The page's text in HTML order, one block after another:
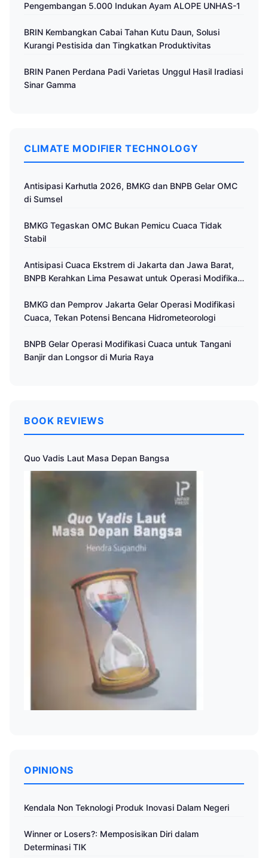
Pengembangan 5.000 Indukan Ayam ALOPE UNHAS-1
BRIN Kembangkan Cabai Tahan Kutu Daun, Solusi
Kurangi Pestisida dan Tingkatkan Produktivitas
BRIN Panen Perdana Padi Varietas Unggul Hasil Iradiasi
Sinar Gamma
CLIMATE MODIFIER TECHNOLOGY
Antisipasi Karhutla 2026, BMKG dan BNPB Gelar OMC
di Sumsel
BMKG Tegaskan OMC Bukan Pemicu Cuaca Tidak
Stabil
Antisipasi Cuaca Ekstrem di Jakarta dan Jawa Barat,
BNPB Kerahkan Lima Pesawat untuk Operasi Modifikasi
BMKG dan Pemprov Jakarta Gelar Operasi Modifikasi
Cuaca, Tekan Potensi Bencana Hidrometeorologi
BNPB Gelar Operasi Modifikasi Cuaca untuk Tangani
Banjir dan Longsor di Muria Raya
BOOK REVIEWS
Quo Vadis Laut Masa Depan Bangsa
OPINIONS
Kendala Non Teknologi Produk Inovasi Dalam Negeri
Winner or Losers?: Memposisikan Diri dalam
Determinasi TIK